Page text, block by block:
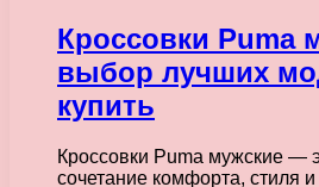
Кроссовки Puma
выбор лучших
купить
Кроссовки Puma мужские —
сочетание комфорта, стиля